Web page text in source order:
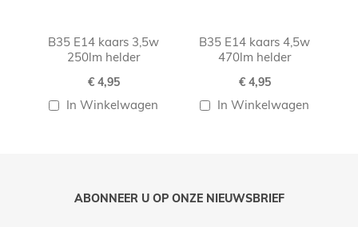
B35 E14 kaars 3,5w
250lm helder
€ 4,95
In Winkelwagen
B35 E14 kaars 4,5w
470lm helder
€ 4,95
In Winkelwagen
ABONNEER U OP ONZE NIEUWSBRIEF